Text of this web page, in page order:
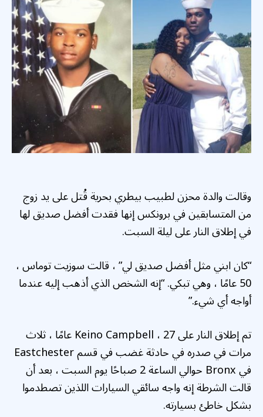
وقالت والدة محزن لطبيب بيطري بحرية قُتل على يد زوج
من المتسابقين في برونكس إنها فقدت أفضل صديق لها
في إطلاق النار على ليلة السبت.
“كان ابني مثل أفضل صديق لي” ، قالت سوزيت توماس ،
50 عامًا ، وهي تبكي. “إنه الشخص الذي أذهب إليه عندما
أواجه أي شيء.”
تم إطلاق النار على Keino Campbell ، 27 عامًا ، ثلاث
مرات في صدره في حادثة غضب في قسم Eastchester
في Bronx حوالي الساعة 2 صباحًا يوم السبت ، بعد أن
قالت الشرطة إنه واجه سائقي السيارات اللذين تصطدموا
بشكل خاطئ بسيارته.